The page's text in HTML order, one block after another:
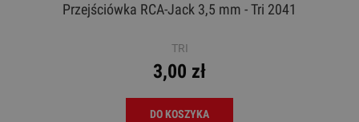
Przejściówka RCA-Jack 3,5 mm - Tri 2041
TRI
3,00 zł
DO KOSZYKA